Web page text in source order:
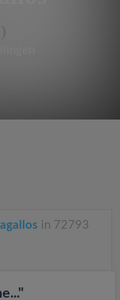
in 72793